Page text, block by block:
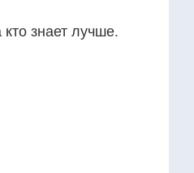
знает лучше.